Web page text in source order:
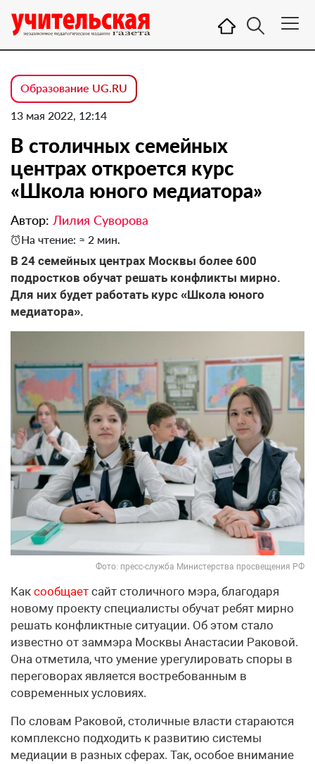
Образование UG.RU
13 мая 2022, 12:14
В столичных семейных
центрах откроется курс
«Школа юного медиатора»
Автор: Лилия Суворова
На чтение: ≈ 2 мин.
В 24 семейных центрах Москвы более 600
подростков обучат решать конфликты мирно.
Для них будет работать курс «Школа юного
медиатора».
Фото: пресс-служба Министерства просвещения РФ
Как сообщает сайт столичного мэра, благодаря
новому проекту специалисты обучат ребят мирно
решать конфликтные ситуации. Об этом стало
известно от заммэра Москвы Анастасии Раковой.
Она отметила, что умение урегулировать споры в
переговорах является востребованным в
современных условиях.
По словам Раковой, столичные власти стараются
комплексно подходить к развитию системы
медиации в разных сферах. Так, особое внимание